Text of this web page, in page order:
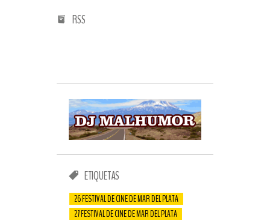
RSS
ETIQUETAS
26 FESTIVAL DE CINE DE MAR DEL PLATA
27 FESTIVAL DE CINE DE MAR DEL PLATA